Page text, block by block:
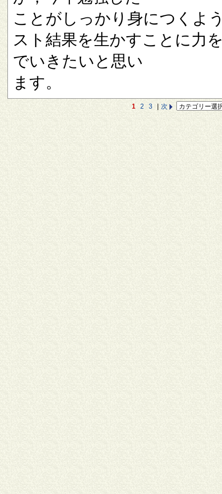
ことがしっかり身につくよ
スト結果を生かすことに力
でいきたいと思い
ます。
1 2 3 次